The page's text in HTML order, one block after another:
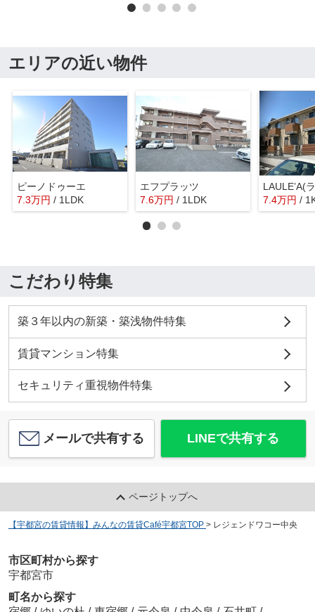
エリアの近い物件
ピーノドゥーエ
7.3万円 / 1LDK
エフプラッツ
7.6万円 / 1LDK
LAULE’A(
7.4万円 /
こだわり特集
築３年以内の新築・築浅物件特集
賃貸マンション特集
セキュリティ重視物件特集
メールで共有する LINEで共有する
ページトップへ
【宇都宮の賃貸情報】みんなの賃貸Café宇都宮TOP > レジェンドワコー中央
市区町村から探す
宇都宮市
町名から探す